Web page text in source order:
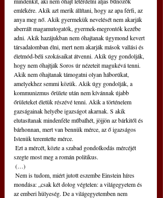
emlékére. Akik azt merik állítani, hogy az apa férfi, az
anya meg nő. Akik gyermekük nevelését nem akarják
aberrált magamutogatók, gyermek-megrontók kezébe
adni. Akik hazájukban nem óhajtanak úgymond kevert
társadalomban élni, mert nem akarják mások vallási és
életmód-béli szokásaikat átvenni. Akik úgy gondolják,
hogy nem óhajtják Soros úr nézeteit magukévá tenni.
Akik nem óhajtanak támogatni olyan háborúkat,
amelyekhez semmi közük. Akik úgy gondolják, a
kommunizmus őrülete után nem kívánnak újabb
őrületeket életük részévé tenni. Akik a történelem
gazságainak helyébe igazságot akarnak. S akik
elutasítanak mindenféle műbalhét, jöjjön az bárkitől és
bárhonnan, mert van bennük mérce, az ő igazságos
Istenük teremtette mérce.
szegte most meg a román politikus.
(…)
mondása: „csak két dolog végtelen: a világegyetem és
az emberi hülyeség. De a világegyetemben nem